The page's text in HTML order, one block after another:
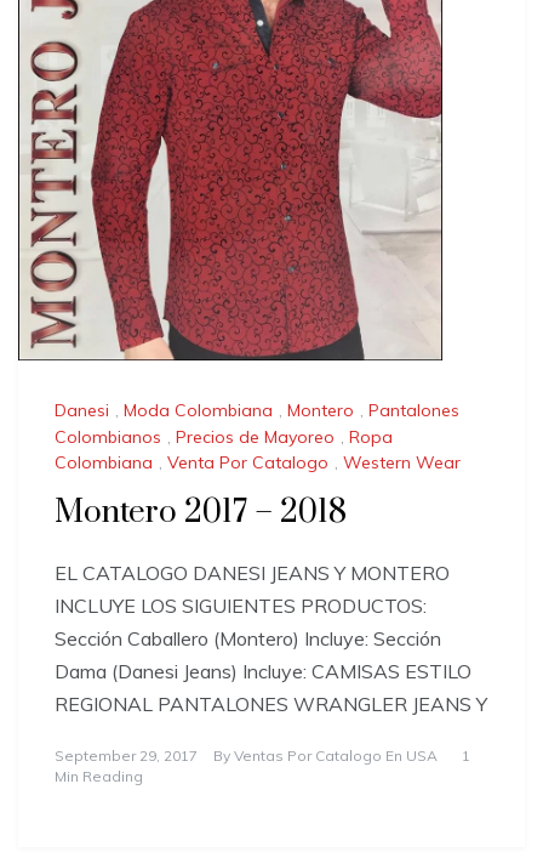
Danesi , Moda Colombiana , Montero , Pantalones
Colombianos , Precios de Mayoreo , Ropa
Colombiana , Venta Por Catalogo , Western Wear
Montero 2017 – 2018
EL CATALOGO DANESI JEANS Y MONTERO
INCLUYE LOS SIGUIENTES PRODUCTOS:
Sección Caballero (Montero) Incluye: Sección
Dama (Danesi Jeans) Incluye: CAMISAS ESTILO
REGIONAL PANTALONES WRANGLER JEANS Y
September 29, 2017 By Ventas Por Catalogo En USA
1
Min Reading